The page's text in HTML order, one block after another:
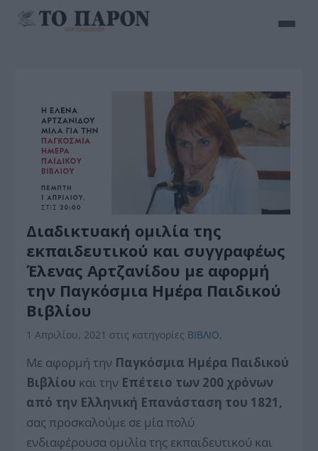
Διαδικτυακή ομιλία της
εκπαιδευτικού και συγγραφέως
Έλενας Αρτζανίδου με αφορμή
την Παγκόσμια Ημέρα Παιδικού
Βιβλίου
1 Απριλίου, 2021 στις κατηγορίες BIBΛIO,
Με αφορμή την Παγκόσμια Ημέρα Παιδικού
Βιβλίου και την Επέτειο των 200 χρόνων
από την Ελληνική Επανάσταση του 1821,
σας προσκαλούμε σε μία πολύ
ενδιαφέρουσα ομιλία της εκπαιδευτικού και